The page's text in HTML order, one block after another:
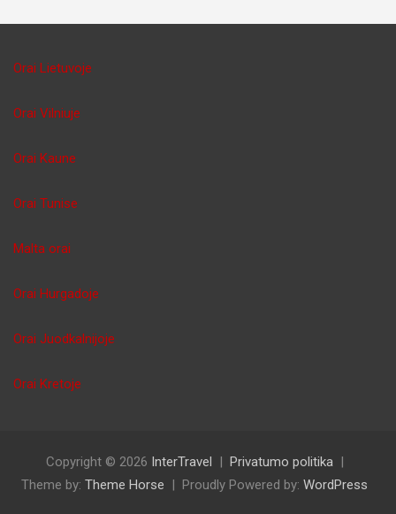
Orai Lietuvoje
Orai Vilniuje
Orai Kaune
Orai Tunise
Malta orai
Orai Hurgadoje
Orai Juodkalnijoje
Orai Kretoje
Copyright © 2026 InterTravel
Privatumo politika
Theme by: Theme Horse Proudly Powered by: WordPress